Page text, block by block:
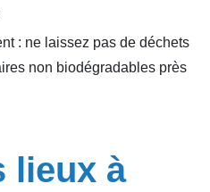
: ne laissez pas de déchets
non biodégradables près
lieux à